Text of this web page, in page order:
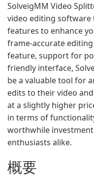
SolveigMM Video
video editing
features to enhance
frame-accurate
feature, support for
friendly interface,
be a valuable tool for
edits to their video
at a slightly higher
in terms of
worthwhile
enthusiasts alike.
概要